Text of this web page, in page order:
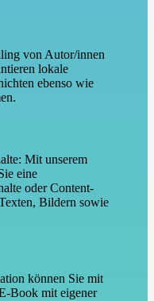
von Autor/innen
lokale
ebenso wie
Mit unserem
eine
oder Content-
Bildern sowie
können Sie mit
Book mit eigener